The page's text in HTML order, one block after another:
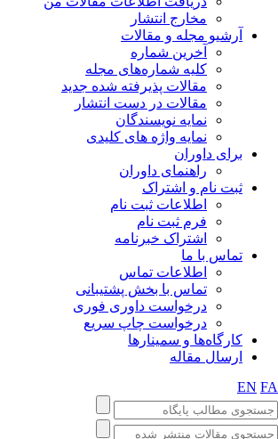
مخارج انتشار
آرشیو مجله و مقالات
آخرین شماره
کلیه شماره‌های مجله
مقالات پذیرفته شده جدید
مقالات در دست انتشار
نمایه نویسندگان
نمایه واژه های کلیدی
برای داوران
راهنمای داوران
ثبت نام و اشتراک
اطلاعات ثبت نام
فرم ثبت نام
اشتراک خبرنامه
تماس با ما
اطلاعات تماس
تماس با بخش پشتیبانی
درخواست داوری فوری
درخواست چاپ سریع
کارگاه‌ها و سمینارها
ارسال مقاله
EN FA